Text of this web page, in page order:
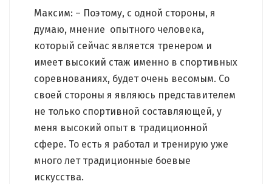
Максим: – Поэтому, с одной стороны, я
думаю, мнение опытного человека,
который сейчас является тренером и
имеет высокий стаж именно в спортивных
соревнованиях, будет очень весомым. Со
своей стороны я являюсь представителем
не только спортивной составляющей, у
меня высокий опыт в традиционной
сфере. То есть я работал и тренирую уже
много лет традиционные боевые
искусства.